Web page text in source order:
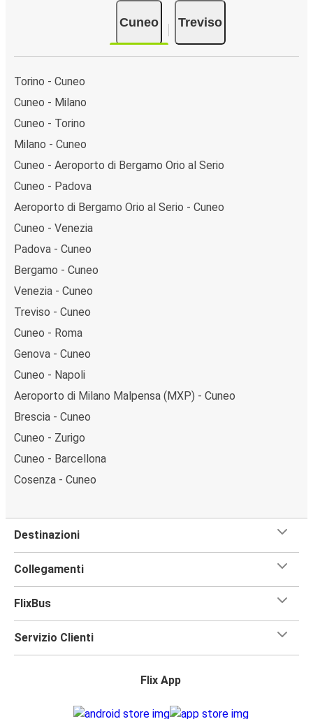
Cuneo Treviso
Torino - Cuneo
Cuneo - Milano
Cuneo - Torino
Milano - Cuneo
Cuneo - Aeroporto di Bergamo Orio al Serio
Cuneo - Padova
Aeroporto di Bergamo Orio al Serio - Cuneo
Cuneo - Venezia
Padova - Cuneo
Bergamo - Cuneo
Venezia - Cuneo
Treviso - Cuneo
Cuneo - Roma
Genova - Cuneo
Cuneo - Napoli
Aeroporto di Milano Malpensa (MXP) - Cuneo
Brescia - Cuneo
Cuneo - Zurigo
Cuneo - Barcellona
Cosenza - Cuneo
Destinazioni
Collegamenti
FlixBus
Servizio Clienti
Flix App